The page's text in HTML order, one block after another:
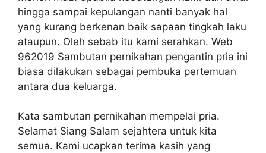
hingga sampai kepulangan nanti banyak hal
yang kurang berkenan baik sapaan tingkah laku
ataupun. Oleh sebab itu kami serahkan. Web
962019 Sambutan pernikahan pengantin pria ini
biasa dilakukan sebagai pembuka pertemuan
antara dua keluarga.
Kata sambutan pernikahan mempelai pria.
Selamat Siang Salam sejahtera untuk kita
semua. Kami ucapkan terima kasih yang